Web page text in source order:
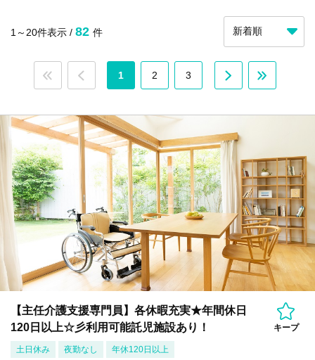
1～20件表示 / 82 件
1 2 3
【主任介護支援専門員】各休暇充実★年間休日
120日以上☆彡利用可能託児施設あり！
キープ
土日休み 夜勤なし 年休120日以上